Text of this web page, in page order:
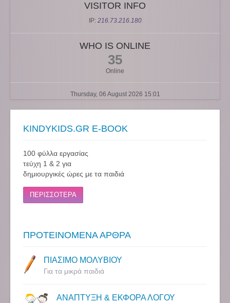
VISITOR INFO
IP: 216.73.216.180
WHO IS ONLINE
35
Online
Thursday, 06 August 2026 15:01
KINDYKIDS.GR E-BOOK
100 φύλλα εργασίας
τεύχη 1 & 2 για
δημιουργικές ώρες με τα παιδιά
ΠΕΡΙΣΣΟΤΕΡΑ
ΠΡΟΤΕΙΝΟΜΕΝΑ ΑΡΘΡΑ
ΠΙΑΣΙΜΟ ΜΟΛΥΒΙΟΥ
Για τα μικρά παιδιά
ΑΝΑΠΤΥΞΗ & ΕΚΦΟΡΑ ΛΟΓΟΥ